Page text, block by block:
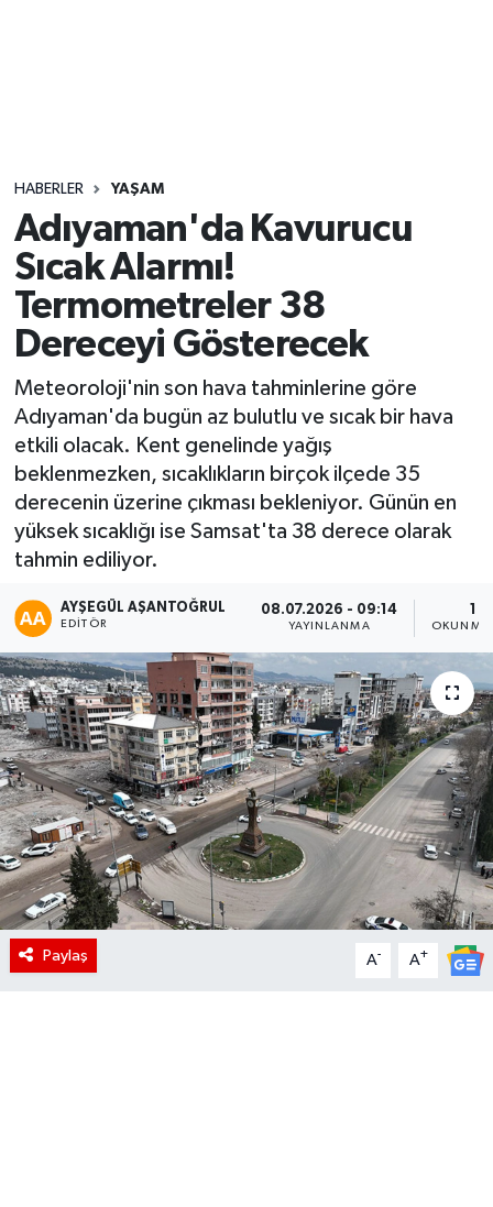
HABERLER YAŞAM
Adıyaman'da Kavurucu
Sıcak Alarmı!
Termometreler 38
Dereceyi Gösterecek
Meteoroloji'nin son hava tahminlerine göre
Adıyaman'da bugün az bulutlu ve sıcak bir hava
etkili olacak. Kent genelinde yağış
beklenmezken, sıcaklıkların birçok ilçede 35
derecenin üzerine çıkması bekleniyor. Günün en
yüksek sıcaklığı ise Samsat'ta 38 derece olarak
tahmin ediliyor.
AYŞEGÜL AŞANTOĞRUL
EDITÖR
08.07.2026 - 09:14
YAYINLANMA
1
OKUNMA
Paylaş A- A+
Yaşam